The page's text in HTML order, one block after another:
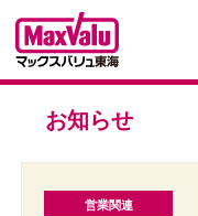
お知らせ